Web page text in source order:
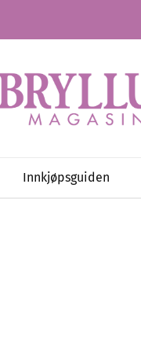
Innkjøpsguiden